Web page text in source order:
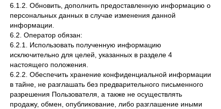
6.1.2. Обновить, дополнить предоставленную информацию о
персональных данных в случае изменения данной
информации.
6.2. Оператор обязан:
6.2.1. Использовать полученную информацию
исключительно для целей, указанных в разделе 4
настоящего положения.
6.2.2. Обеспечить хранение конфиденциальной информации
в тайне, не разглашать без предварительного письменного
разрешения Пользователя, а также не осуществлять
продажу, обмен, опубликование, либо разглашение иными